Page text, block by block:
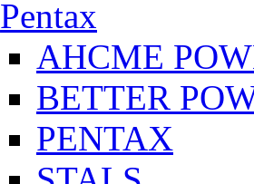
Pentax
AHCME
BETTER
PENTAX